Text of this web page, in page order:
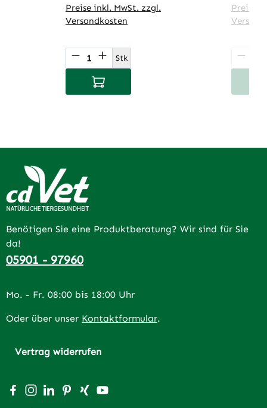
Preise inkl. MwSt. zzgl.
Versandkosten
Produkt Anzahl: Gib den
Stk
In den Warenkorb
Preise
Benötigen Sie eine Produktberatung? Wir sind für Sie
da!
05901 - 97960
Mo. - Fr. 08:00 bis 18:00 Uhr
Oder über unser Kontaktformular.
Vertrag widerrufen
Besuche uns auf Facebook – öffnet in neuem Tab
Schau auf Instagram vorbei – öffnet in neuem Tab
Vernetze dich mit uns auf LinkedIn – öffnet in
Lass dich auf Pinterest inspirieren – öffnet
Vernetze dich mit uns auf Xing – öffnet
Sieh dir unsere Videos auf YouTube